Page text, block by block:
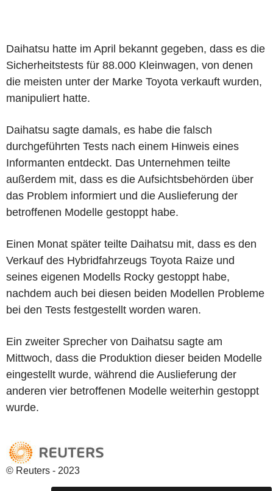
Daihatsu hatte im April bekannt gegeben, dass es die
Sicherheitstests für 88.000 Kleinwagen, von denen
die meisten unter der Marke Toyota verkauft wurden,
manipuliert hatte.
Daihatsu sagte damals, es habe die falsch
durchgeführten Tests nach einem Hinweis eines
Informanten entdeckt. Das Unternehmen teilte
außerdem mit, dass es die Aufsichtsbehörden über
das Problem informiert und die Auslieferung der
betroffenen Modelle gestoppt habe.
Einen Monat später teilte Daihatsu mit, dass es den
Verkauf des Hybridfahrzeugs Toyota Raize und
seines eigenen Modells Rocky gestoppt habe,
nachdem auch bei diesen beiden Modellen Probleme
bei den Tests festgestellt worden waren.
Ein zweiter Sprecher von Daihatsu sagte am
Mittwoch, dass die Produktion dieser beiden Modelle
eingestellt wurde, während die Auslieferung der
anderen vier betroffenen Modelle weiterhin gestoppt
wurde.
© Reuters - 2023